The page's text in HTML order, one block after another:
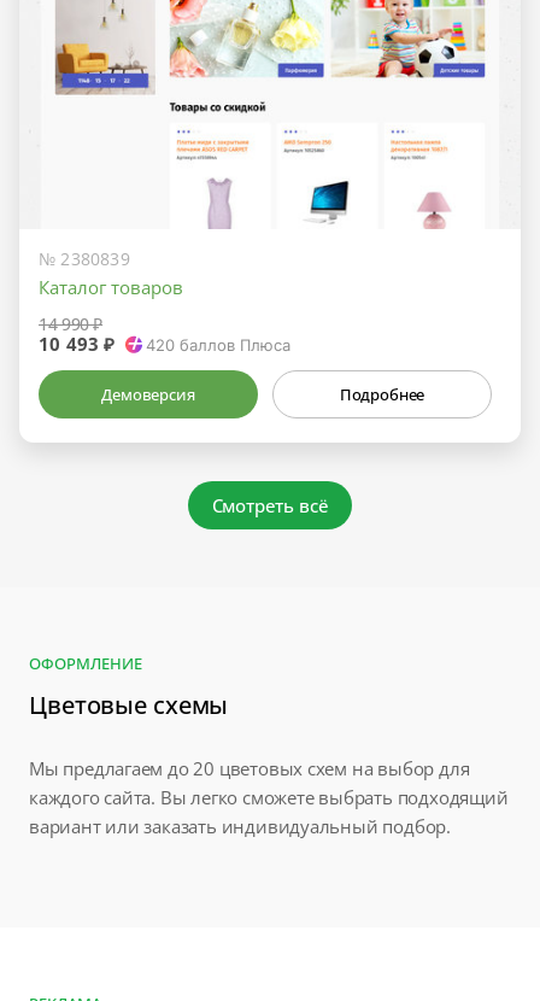
№ 2380839
Каталог товаров
14 990 ₽
10 493 ₽ 420баллов Плюса
Демоверсия Подробнее
Смотреть всё
ОФОРМЛЕНИЕ
Цветовые схемы
Мы предлагаем до 20 цветовых схем на выбор для
каждого сайта. Вы легко сможете выбрать подходящий
вариант или заказать индивидуальный подбор.